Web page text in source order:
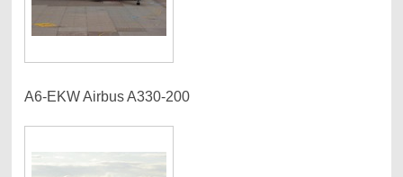
A6-EKW Airbus A330-200